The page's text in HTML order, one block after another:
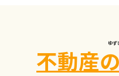
ゆず
不動産